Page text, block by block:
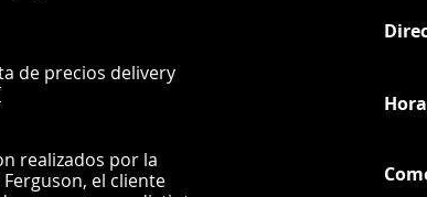
lista de precios delivery
realizados por la
el cliente